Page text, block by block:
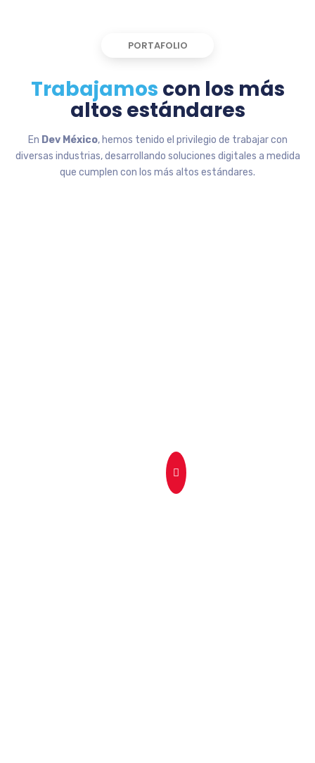
PORTAFOLIO
Trabajamos con los más
altos estándares
En Dev México, hemos tenido el privilegio de trabajar con
diversas industrias, desarrollando soluciones digitales a medida
que cumplen con los más altos estándares.